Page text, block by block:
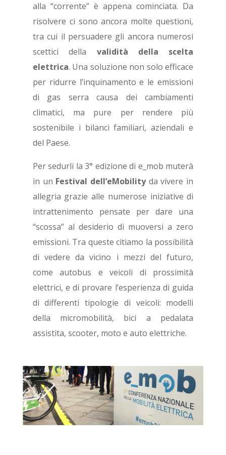
alla “corrente” è appena cominciata. Da
risolvere ci sono ancora molte questioni,
tra cui il persuadere gli ancora numerosi
scettici della validità della scelta
elettrica. Una soluzione non solo efficace
per ridurre l’inquinamento e le emissioni
di gas serra causa dei cambiamenti
climatici, ma pure per rendere più
sostenibile i bilanci familiari, aziendali e
del Paese.
Per sedurli la 3° edizione di e_mob muterà
in un Festival dell’eMobilityda vivere in
allegria grazie alle numerose iniziative di
intrattenimento pensate per dare una
“scossa” al desiderio di muoversi a zero
emissioni. Tra queste citiamo la possibilità
di vedere da vicino i mezzi del futuro,
come autobus e veicoli di prossimità
elettrici, e di provare l’esperienza di guida
di differenti tipologie di veicoli: modelli
della micromobilità, bici a pedalata
assistita, scooter, moto e auto elettriche.